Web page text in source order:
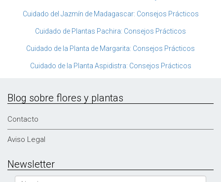
Cuidado del Jazmín de Madagascar: Consejos Prácticos
Cuidado de Plantas Pachira: Consejos Prácticos
Cuidado de la Planta de Margarita: Consejos Prácticos
Cuidado de la Planta Aspidistra: Consejos Prácticos
Blog sobre flores y plantas
Contacto
Aviso Legal
Newsletter